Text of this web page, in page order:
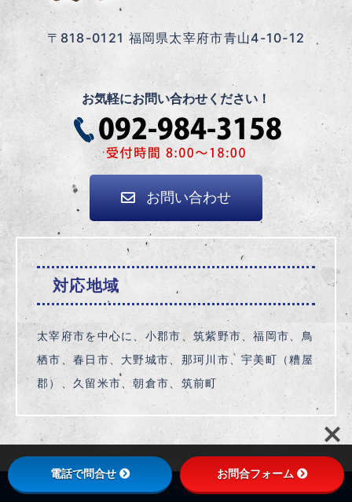
〒818-0121 福岡県太宰府市青山4-10-12
お気軽にお問い合わせください！
お問い合わせ
対応地域
太宰府市を中心に、小郡市、筑紫野市、福岡市、鳥
栖市、春日市、大野城市、那珂川市、宇美町（糟屋
郡）、久留米市、朝倉市、筑前町
電話で問合せ お問合フォーム